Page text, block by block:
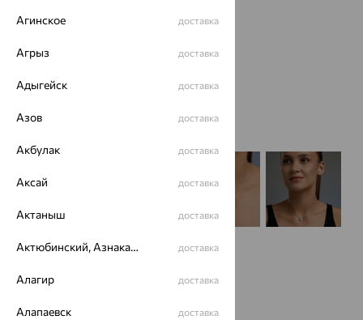
Агинское доставка
Агрыз доставка
Адыгейск доставка
Азов доставка
Акбулак доставка
Аксай доставка
Актаныш доставка
Актюбинский, Азнакаевский район доставка
Алагир доставка
Алапаевск доставка